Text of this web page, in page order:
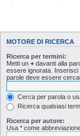
MOTORE DI RICERCA
Ricerca per termini:
Metti un + davanti alla
essere ignorata. Inserisci
parole deve essere
Cerca per parola o
Ricerca qualsiasi
Ricerca per autore:
Usa * come